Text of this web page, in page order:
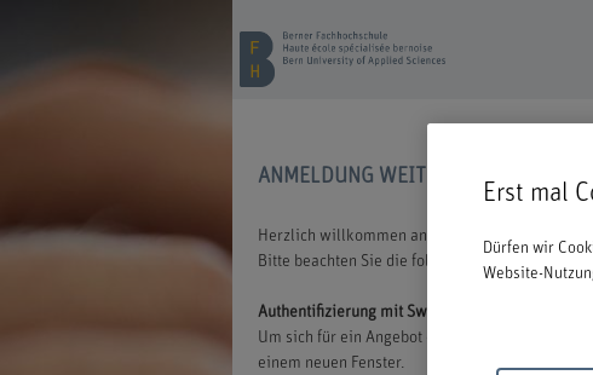
ANMELDUNG WEITERBILDUNG
Herzlich willkommen an der BFH. Wir freuen
Bitte beachten Sie die folgenden Informationen
Authentifizierung mit Switch edu-ID
Um sich für ein Angebot der BFH anmelden zu
einem neuen Fenster.
Erst mal
Dürfen wir
Website-